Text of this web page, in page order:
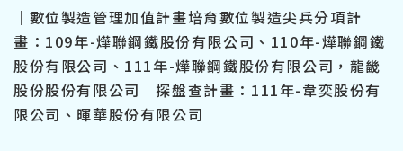
｜數位製造管理加值計畫培育數位製造尖兵分項計
畫：109年-燁聯鋼鐵股份有限公司、110年-燁聯鋼鐵
股份有限公司、111年-燁聯鋼鐵股份有限公司，龍畿
股份股份有限公司｜探盤查計畫：111年-韋奕股份有
限公司、暉華股份有限公司